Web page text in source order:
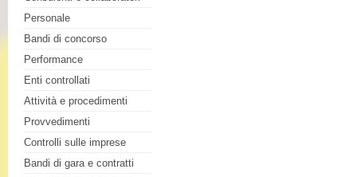
Personale
Bandi di concorso
Performance
Enti controllati
Attività e procedimenti
Provvedimenti
Controlli sulle imprese
Bandi di gara e contratti